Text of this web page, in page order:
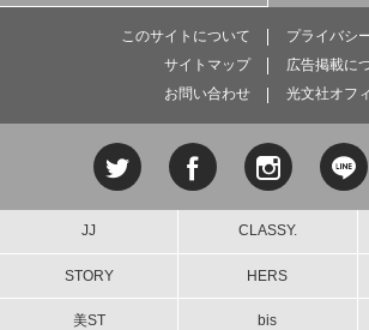
このサイトについて
プライバシ
サイトマップ
広告掲載に
お問い合わせ
光文社オフ
JJ CLASSY.
STORY HERS
美ST bis